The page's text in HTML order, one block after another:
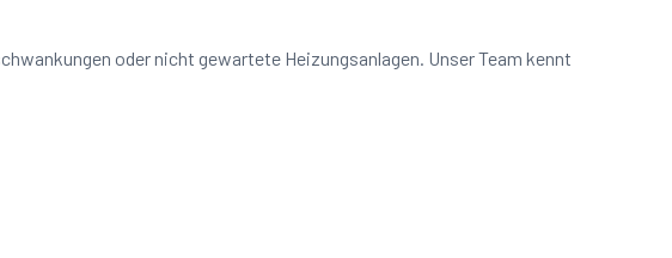
oder nicht gewartete Heizungsanlagen. Unser Team kennt